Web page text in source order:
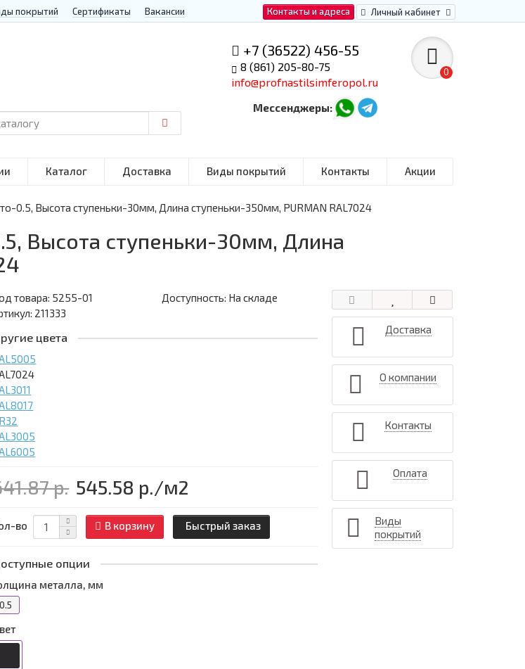
Контакты и адреса Личный кабинет
покрытий Сертификаты Вакансии
+7 (36522) 456-55
8 (861) 205-80-75
info@profnastilsimferopol.ru
Мессенджеры:
0
Каталог Доставка Виды покрытий Контакты Акции
0.5, Высота ступеньки-30мм, Длина ступеньки-350мм, PURMAN RAL7024
Высота ступеньки-30мм, Длина
товара: 5255-01
Доступность: На складе
211333
цвета
р. 545.58 р./м2
во В корзину Быстрый заказ
опции
металла, мм
0.5
Доставка
О компании
Контакты
Оплата
Виды
покрытий